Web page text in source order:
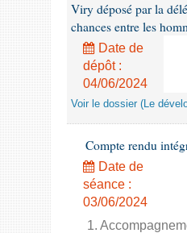
Viry déposé par la
chances entre les
Date de
dépôt :
04/06/2024
Voir le dossier (Le
Compte rendu
Date de
séance :
03/06/2024
1.